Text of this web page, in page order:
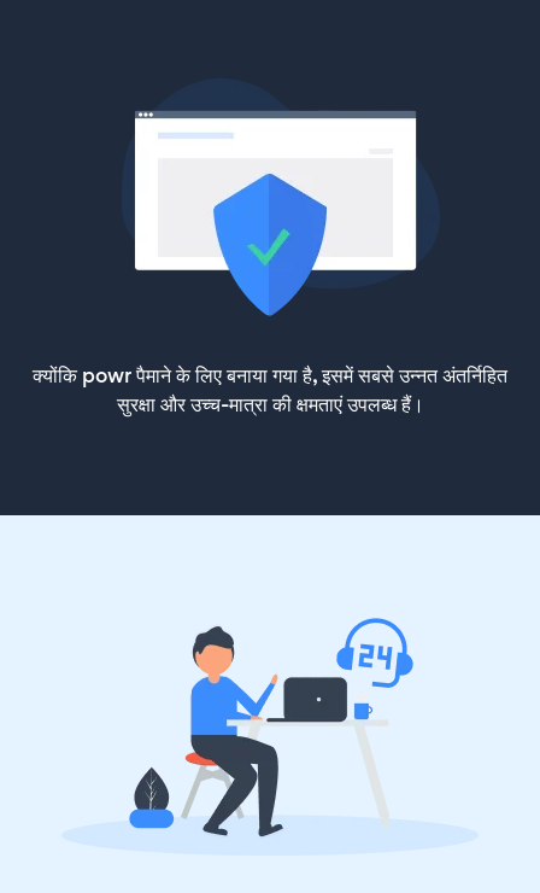
क्योंकि powr पैमाने के लिए बनाया गया है, इसमें सबसे उन्नत अंतर्निहित
सुरक्षा और उच्च-मात्रा की क्षमताएं उपलब्ध हैं।